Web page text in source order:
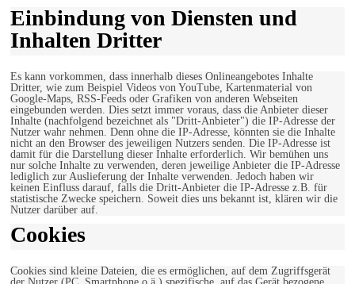
Einbindung von Diensten und
Inhalten Dritter
Es kann vorkommen, dass innerhalb dieses Onlineangebotes Inhalte
Dritter, wie zum Beispiel Videos von YouTube, Kartenmaterial von
Google-Maps, RSS-Feeds oder Grafiken von anderen Webseiten
eingebunden werden. Dies setzt immer voraus, dass die Anbieter dieser
Inhalte (nachfolgend bezeichnet als "Dritt-Anbieter") die IP-Adresse der
Nutzer wahr nehmen. Denn ohne die IP-Adresse, könnten sie die Inhalte
nicht an den Browser des jeweiligen Nutzers senden. Die IP-Adresse ist
damit für die Darstellung dieser Inhalte erforderlich. Wir bemühen uns
nur solche Inhalte zu verwenden, deren jeweilige Anbieter die IP-Adresse
lediglich zur Auslieferung der Inhalte verwenden. Jedoch haben wir
keinen Einfluss darauf, falls die Dritt-Anbieter die IP-Adresse z.B. für
statistische Zwecke speichern. Soweit dies uns bekannt ist, klären wir die
Nutzer darüber auf.
Cookies
Cookies sind kleine Dateien, die es ermöglichen, auf dem Zugriffsgerät